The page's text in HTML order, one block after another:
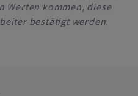
Werten kommen, diese
bestätigt werden.